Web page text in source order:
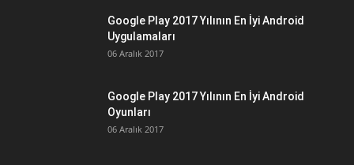
Google Play 2017 Yılının En İyi Android
Uygulamaları
06 Aralık 2017
Google Play 2017 Yılının En İyi Android
Oyunları
06 Aralık 2017